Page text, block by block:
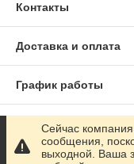
Контакты
Доставка и оплата
График работы
Полная версия сайта
Сейчас
сообщения,
выходной. Ваша